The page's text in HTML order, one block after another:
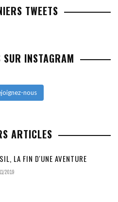
TWEETS
SUR INSTAGRAM
nous
ARTICLES
LA FIN D'UNE AVENTURE
2019